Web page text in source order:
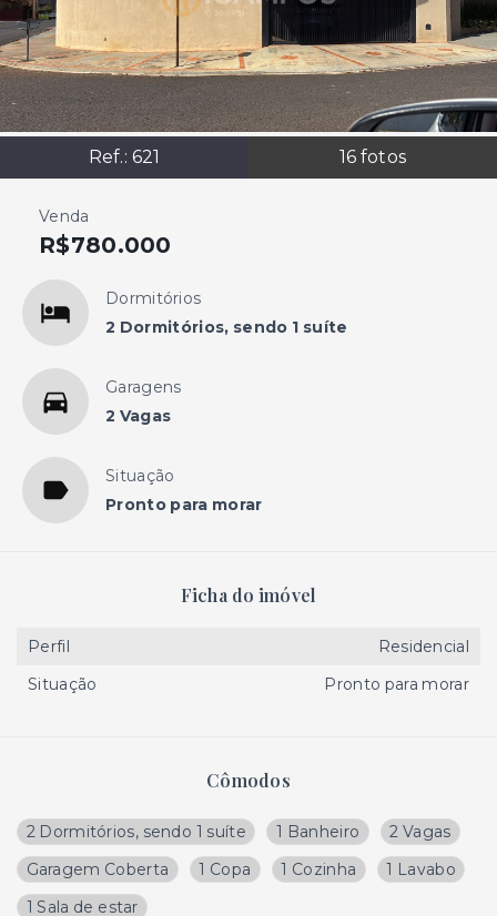
Ref.: 621 16 fotos
Venda
R$780.000
Dormitórios
2 Dormitórios, sendo 1 suíte
Garagens
2 Vagas
Situação
Pronto para morar
Cômodos
2 Dormitórios, sendo 1 suíte 1 Banheiro
2 Vagas
Garagem Coberta
1 Copa 1 Cozinha
1 Lavabo
1 Sala de estar
Ficha do imóvel
Perfil
Residencial
Situação
Pronto para morar